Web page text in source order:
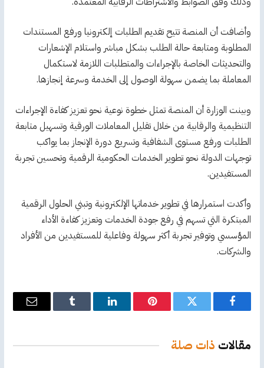
وأضافت أن المنصة تتيح تقديم الطلبات إلكترونيا ورفع المستندات
المطلوبة ومتابعة حالة الطلب بشكل مباشر واستلام الإشعارات
والتحديثات الخاصة بالإجراءات والمتطلبات اللازمة لاستكمال
المعاملة بما يضمن سهولة الوصول إلى الخدمة وسرعة إنجازها.
وبينت الوزارة أن المنصة تمثل خطوة نوعية نحو تعزيز كفاءة الإجراءات
التنظيمية والرقابية من خلال تقليل المعاملات الورقية وتسهيل متابعة
الطلبات ورفع مستوى الشفافية وتسريع دورة الإنجاز بما يواكب
توجهات الدولة نحو تطوير الخدمات الحكومية الرقمية وتحسين تجربة
المستفيدين.
وأكدت استمرارها في تطوير خدماتها الإلكترونية وتبني الحلول الرقمية
المبتكرة التي تسهم في رفع جودة الخدمات وتعزيز كفاءة الأداء
المؤسسي وتوفير تجربة أكثر سهولة وفاعلية للمستفيدين من الأفراد
والشركات.
فيسبوك تويتر بينتيريستلينكدإن Tumblr
البريد
مقالات ذات صلة